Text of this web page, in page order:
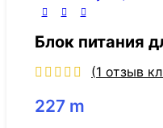
Блок питания
(1 отзыв
227 m